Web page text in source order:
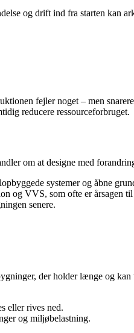
og drift ind fra starten kan
fejler noget – men
reducere ressourceforbruget.
om at designe med
systemer og åbne
og VVS, som ofte er årsagen
senere.
der holder længe og kan
eller rives ned.
og miljøbelastning.